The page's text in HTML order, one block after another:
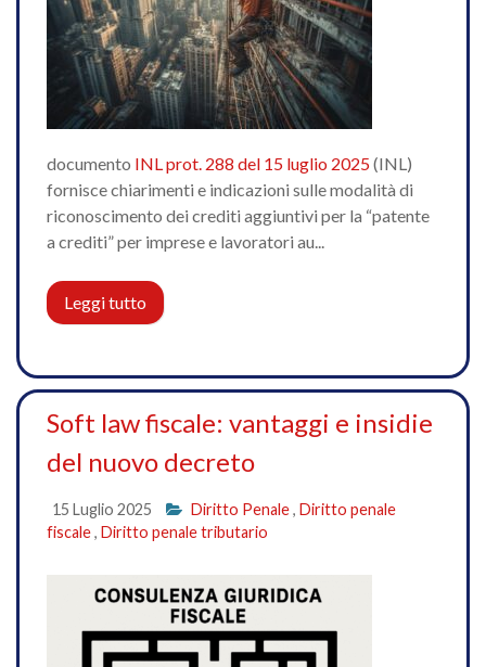
documento INL prot. 288 del 15 luglio 2025(INL)
fornisce chiarimenti e indicazioni sulle modalità di
riconoscimento dei crediti aggiuntivi per la “patente
a crediti” per imprese e lavoratori au...
Leggi tutto
Soft law fiscale: vantaggi e insidie
del nuovo decreto
15 Luglio 2025 Diritto Penale, Diritto penale
fiscale, Diritto penale tributario